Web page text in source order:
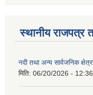
स्थानीय राजपत्र
नदी तथा अन्य सार्वजनिक
मिति: 06/20/2026 - 12:36